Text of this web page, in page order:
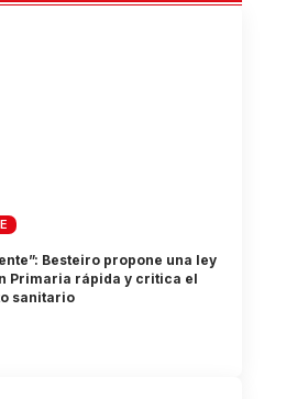
Besteiro propone una ley
Primaria rápida y critica el
sanitario